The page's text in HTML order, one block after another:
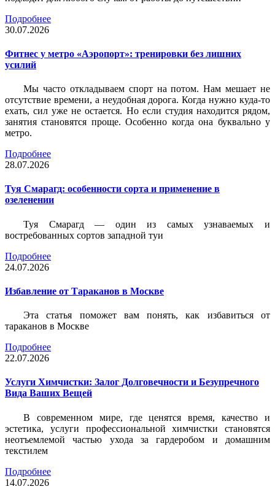
Подробнее
30.07.2026
Фитнес у метро «Аэропорт»: тренировки без лишних
усилий
Мы часто откладываем спорт на потом. Нам мешает не
отсутствие времени, а неудобная дорога. Когда нужно куда-то
ехать, сил уже не остается. Но если студия находится рядом,
занятия становятся проще. Особенно когда она буквально у
метро.
Подробнее
28.07.2026
Туя Смарагд: особенности сорта и применение в
озеленении
Туя Смарагд — один из самых узнаваемых и
востребованных сортов западной туи
Подробнее
24.07.2026
Избавление от Тараканов в Москве
Эта статья поможет вам понять, как избавиться от
тараканов в Москве
Подробнее
22.07.2026
Услуги Химчистки: Залог Долговечности и Безупречного
Вида Ваших Вещей
В современном мире, где ценятся время, качество и
эстетика, услуги профессиональной химчистки становятся
неотъемлемой частью ухода за гардеробом и домашним
текстилем
Подробнее
14.07.2026